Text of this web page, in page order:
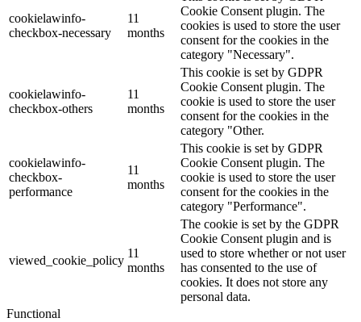
cookielawinfo-
checkbox-necessary
11
months
Cookie Consent plugin. The
cookies is used to store the user
consent for the cookies in the
category "Necessary".
cookielawinfo-
checkbox-others
11
months
This cookie is set by GDPR
Cookie Consent plugin. The
cookie is used to store the user
consent for the cookies in the
category "Other.
cookielawinfo-
checkbox-
performance
11
months
This cookie is set by GDPR
Cookie Consent plugin. The
cookie is used to store the user
consent for the cookies in the
category "Performance".
viewed_cookie_policy
11
months
The cookie is set by the GDPR
Cookie Consent plugin and is
used to store whether or not user
has consented to the use of
cookies. It does not store any
personal data.
Functional